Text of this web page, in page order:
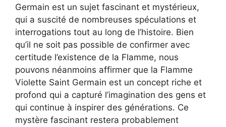
Germain est un sujet fascinant et mystérieux,
qui a suscité de nombreuses spéculations et
interrogations tout au long de l’histoire. Bien
qu’il ne soit pas possible de confirmer avec
certitude l’existence de la Flamme, nous
pouvons néanmoins affirmer que la Flamme
Violette Saint Germain est un concept riche et
profond qui a capturé l’imagination des gens et
qui continue à inspirer des générations. Ce
mystère fascinant restera probablement